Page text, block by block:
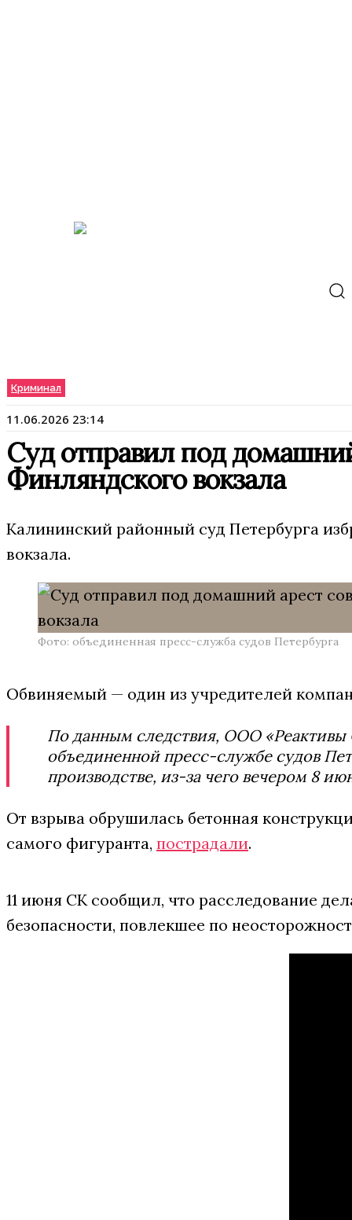
Криминал
11.06.2026 23:14
Суд отправил под
Финляндского вокзала
Калининский районный суд Петербурга
вокзала.
Фото: объединенная пресс-служба судов Петербурга
Обвиняемый — один из учредителей
По данным следствия, ООО «Реактивы
объединенной пресс-службе судов
производстве, из-за чего вечером 8
От взрыва обрушилась бетонная
самого фигуранта, пострадали.
11 июня СК сообщил, что расследование
безопасности, повлекшее по